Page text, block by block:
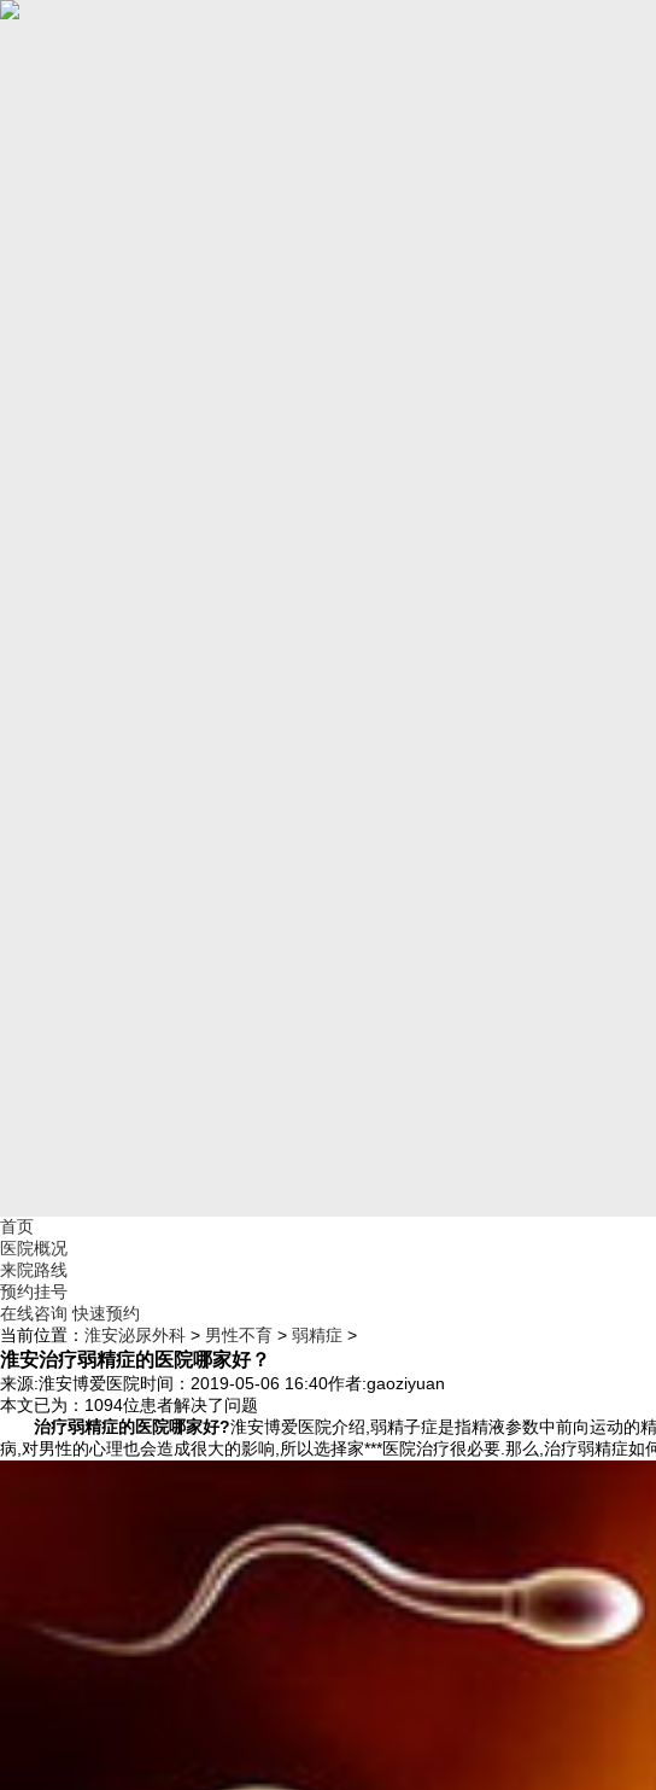
首页
医院概况
来院路线
预约挂号
在线咨询 快速预约
当前位置： 淮安泌尿外科 > 男性不育 > 弱精症 >
淮安治疗弱精症的医院哪家好？
来源:淮安博爱医院时间：2019-05-06 16:40作者:gaoziyuan
本文已为 ：1094位患者解决了问题
治疗弱精症的医院哪家好?淮安博爱医院介绍,弱精子症是指精液参数中前向运动的
病,对男性的心理也会造成很大的影响,所以选择家***医院治疗很必要.那么,治疗弱精症如